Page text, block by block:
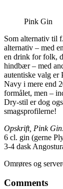
Pink Gin
Som alternativ til
alternativ – med
en drink for folk,
hindbær – med
autentiske valg er
Navy i mere end
formålet, men –
Dry-stil er dog
smagsprofilerne!
Opskrift, Pink
6 cl. gin (gerne
3-4 dask
Omrøres og
Comments